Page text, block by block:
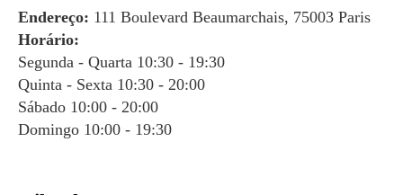
Endereço: 111 Boulevard Beaumarchais, 75003 Paris
Horário:
Segunda - Quarta 10:30 - 19:30
Quinta - Sexta 10:30 - 20:00
Sábado 10:00 - 20:00
Domingo 10:00 - 19:30